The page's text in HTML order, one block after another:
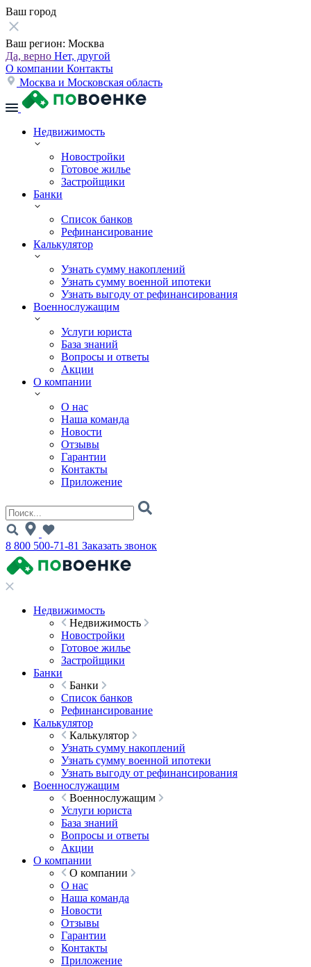
Ваш город
Ваш регион: Москва
Да, верно Нет, другой
О компании Контакты
Москва и Московская область
Недвижимость
Новостройки
Готовое жилье
Застройщики
Банки
Список банков
Рефинансирование
Калькулятор
Узнать сумму накоплений
Узнать сумму военной ипотеки
Узнать выгоду от рефинансирования
Военнослужащим
Услуги юриста
База знаний
Вопросы и ответы
Акции
О компании
О нас
Наша команда
Новости
Отзывы
Гарантии
Контакты
Приложение
8 800 500-71-81 Заказать звонок
Недвижимость
Недвижимость
Новостройки
Готовое жилье
Застройщики
Банки
Банки
Список банков
Рефинансирование
Калькулятор
Калькулятор
Узнать сумму накоплений
Узнать сумму военной ипотеки
Узнать выгоду от рефинансирования
Военнослужащим
Военнослужащим
Услуги юриста
База знаний
Вопросы и ответы
Акции
О компании
О компании
О нас
Наша команда
Новости
Отзывы
Гарантии
Контакты
Приложение